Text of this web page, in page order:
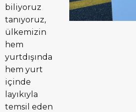
biliyoruz
tanıyoruz,
ülkemizin
hem
yurtdışında
hem yurt
içinde
layıkıyla
temsil eden